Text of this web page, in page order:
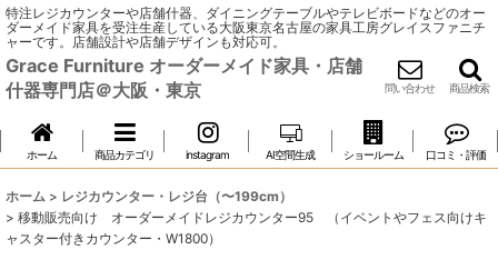
特注レジカウンターや店舗什器、ダイニングテーブルやテレビボードなどのオー
ダーメイド家具を受注生産している大阪東京名古屋の家具工房グレイスファニチ
ャーです。店舗設計や店舗デザインも対応可。
Grace Furniture オーダーメイド家具・店舗
什器専門店＠大阪・東京
問い合わせ 商品検索
ホーム 商品カテゴリ instagram AI空間生成 ショールーム 口コミ・評価
ホーム > レジカウンター・レジ台（〜199cm）
> 移動販売向け オーダーメイドレジカウンター95 （イベントやフェス向けキ
ャスター付きカウンター・W1800）